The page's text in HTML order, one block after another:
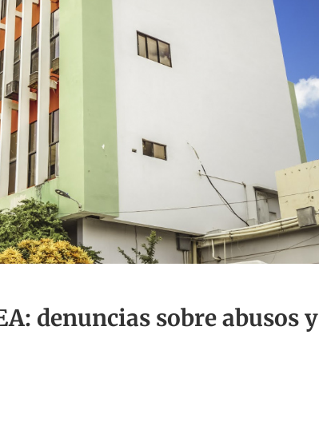
denuncias sobre abusos y